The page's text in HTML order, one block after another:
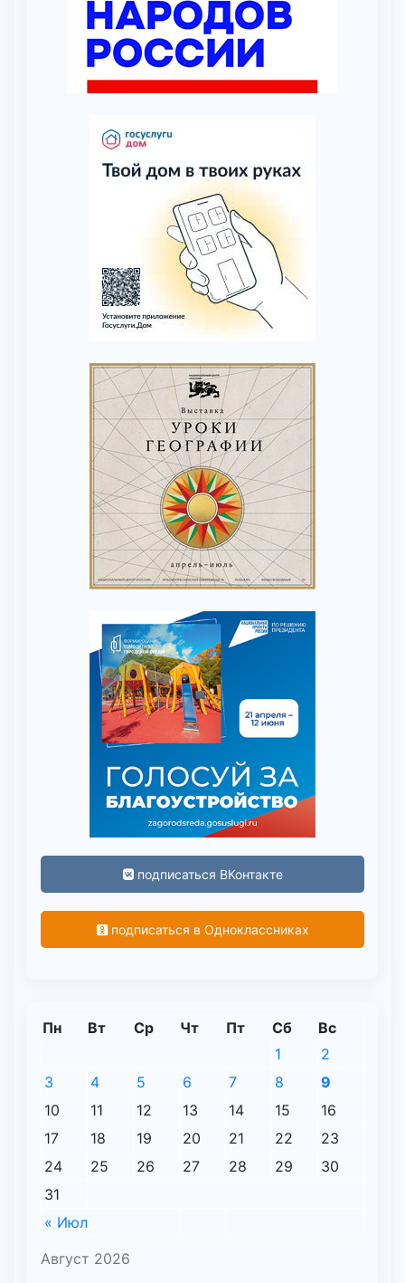
подписаться ВКонтакте
подписаться в Одноклассниках
Август 2026
Пн Вт Ср Чт Пт Сб Вс
« Июл
1
2
3
4 5 6 7 8
9
10
11 12 13 14 15
16
17
18 19 20 21 22
23
24
25 26 27 28 29
30
31